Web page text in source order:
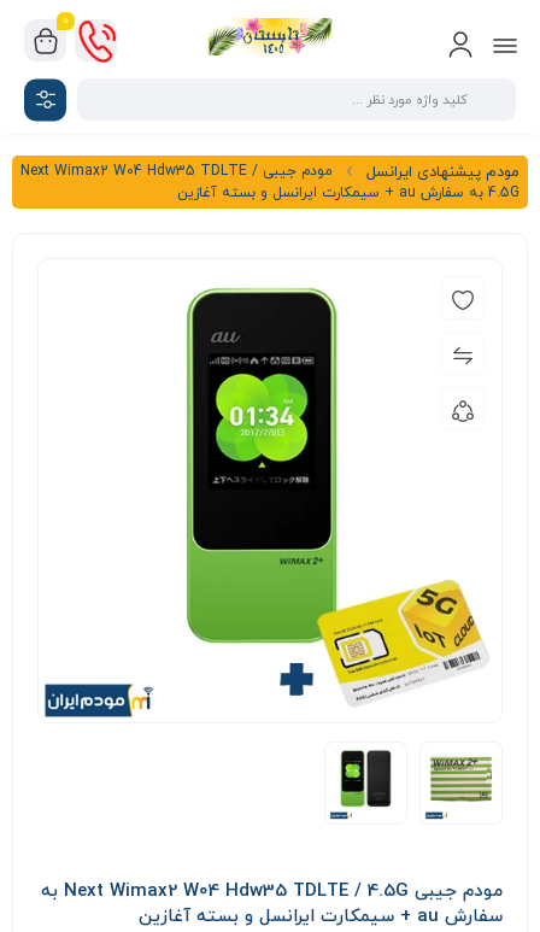
0
مودم پیشنهادی ایرانسل
مودم جیبی Next Wimax2 W04 Hdw35 TDLTE /
4.5G به سفارش au + سیمکارت ایرانسل و بسته آغازین
مودم جیبی Next Wimax2 W04 Hdw35 TDLTE / 4.5G به
سفارش au + سیمکارت ایرانسل و بسته آغازین